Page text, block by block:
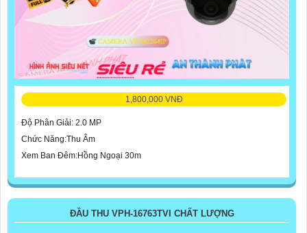
1,800,000 VNĐ
Độ Phân Giải: 2.0 MP
Chức Năng:Thu Âm
Xem Ban Đêm:Hồng Ngoại 30m
ĐẦU THU VPH-16763TVI CHẤT LƯỢNG